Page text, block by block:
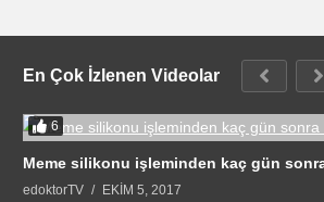
En Çok İzlenen Videolar
6
Meme silikonu işleminden kaç gün
edoktorTV EKIM 5, 2017